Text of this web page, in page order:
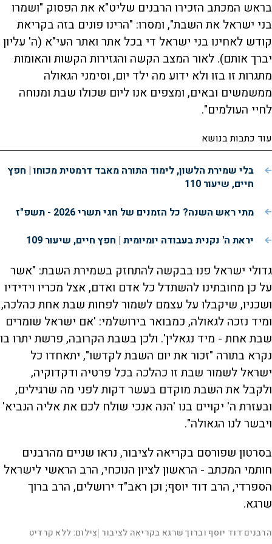
בראש המכתב הזכירו הרבנים שליט"א את הפסוק "ושמרו
בני ישראל את השבת", ומסרו: "הרינו פונים בזה בקריאת
קודש לאחינו בני ישראל די בכל אתר ואתר העי"א (ה' עליון
יברך אותם). לאור המצב הקשה והגזירות הקשות והאומות
מתגרות זו בזו ולא ידוע מה ילד יום, וסימני הגאולה
ממשמשים ובאים, ומצפים אנו ליום שכולו שבת ומנוחה
לחיי העולמים".
עוד כתבות בנושא
בלי שמירת הלשון, לימוד התורה מאבד דרמטית מכוחו | חפץ
חיים, שיעור 110
מתי ראש השנה? כל הזמנים של חגי תשרי 2026 - תשפ"ז
יראת ה' נקנית בעבודה יומיומית | חפץ חיים, שיעור 109
גדולי ישראל פנו בבקשה להתחזק בשמירת השבת: "אשר
על כן מחובתינו להשתדל כל אדם ואדם, אצל מכריו וידידיו
ושכניו, שיקבלו על עצמם לשמור לפחות שבת אחת כהלכה,
ומיד נזכה לגאולה, כמבואר בירושלמי: 'אם ישראל שומרים
שבת אחת - מיד נגאלין'. ולכן בשבת הקרובה, פרשת יתרו בו
נקרא בתורה "זכור את יום השבת לקדשו", יתאחדו כל
ישראל לשמור שבת זו כהלכה בכל פרטיה ודקדוקיה,
ולקבל את השבת מוקדם בעשר דקות לפני מה שרגילים,
ובעזרת ה' יקויים בנו 'הנה אנכי שולח לכם את אליה הנביא'
ויבשר לנו הגאולה".
בסרטון שפורסם בקריאה לציבור, נראו שניים מהרבנים
חותמי המכתב - הראשון לציון הנוכחי, הרב הראשי לישראל
הספרדי, הרב דוד יוסף; וכן ראב"ד ירושלים, הרב ברוך
שרגא.
o
a
D
00:02:33 הרבנים דוד יוסף וברוך שרגא בקריאה לציבור |צילום: ללא קרדיט